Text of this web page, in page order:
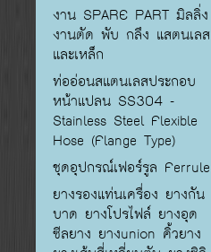
งาน SPARE PART มิลลิ่ง
งานตัด พับ กลึง แสตนเลส
และเหล็ก
ท่ออ่อนสแตนเลสประกอบ
หน้าแปลน SS304 -
Stainless Steel Flexible
Hose (Flange Type)
ชุดอุปกรณ์เฟอร์รูล Ferrule
ยางรองแท่นเครื่อง ยางกัน
บาด ยางโปรไฟล์ ยางอุด
ซีลยาง ยางunion คิ้วยาง